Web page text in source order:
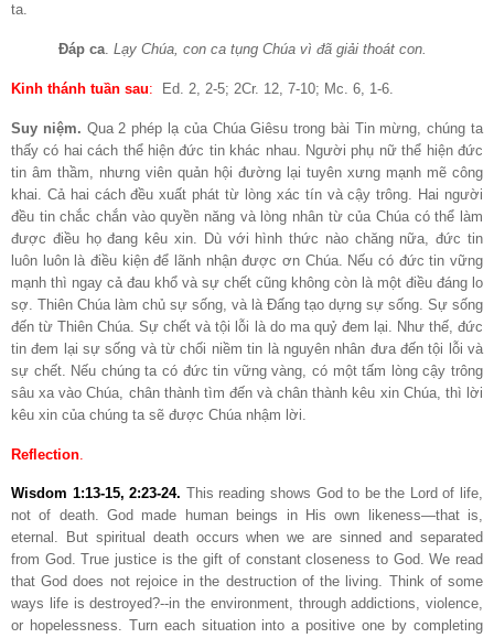
ta.
Đáp ca. Lạy Chúa, con ca tụng Chúa vì đã giải thoát con.
Kinh thánh tuần sau: Ed. 2, 2-5; 2Cr. 12, 7-10; Mc. 6, 1-6.
Suy niệm. Qua 2 phép lạ của Chúa Giêsu trong bài Tin mừng, chúng ta
thấy có hai cách thể hiện đức tin khác nhau. Người phụ nữ thể hiện đức
tin âm thầm, nhưng viên quản hội đường lại tuyên xưng mạnh mẽ công
khai. Cả hai cách đều xuất phát từ lòng xác tín và cậy trông. Hai người
đều tin chắc chắn vào quyền năng và lòng nhân từ của Chúa có thể làm
được điều họ đang kêu xin. Dù với hình thức nào chăng nữa, đức tin
luôn luôn là điều kiện để lãnh nhận được ơn Chúa. Nếu có đức tin vững
mạnh thì ngay cả đau khổ và sự chết cũng không còn là một điều đáng lo
sợ. Thiên Chúa làm chủ sự sống, và là Đấng tạo dựng sự sống. Sự sống
đến từ Thiên Chúa. Sự chết và tội lỗi là do ma quỷ đem lại. Như thế, đức
tin đem lại sự sống và từ chối niềm tin là nguyên nhân đưa đến tội lỗi và
sự chết. Nếu chúng ta có đức tin vững vàng, có một tấm lòng cậy trông
sâu xa vào Chúa, chân thành tìm đến và chân thành kêu xin Chúa, thì lời
kêu xin của chúng ta sẽ được Chúa nhậm lời.
Reflection
Wisdom 1:13-15, 2:23-24. This reading shows God to be the Lord of life,
not of death. God made human beings in His own likeness—that is,
eternal. But spiritual death occurs when we are sinned and separated
from God. True justice is the gift of constant closeness to God. We read
that God does not rejoice in the destruction of the living. Think of some
ways life is destroyed?--in the environment, through addictions, violence,
or hopelessness. Turn each situation into a positive one by completing